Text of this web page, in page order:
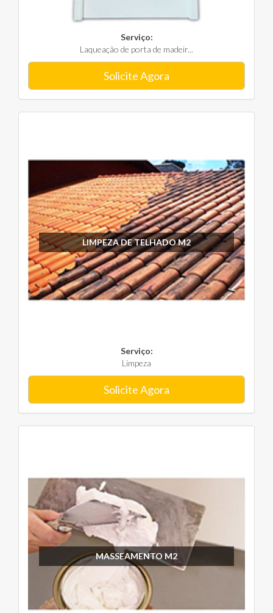
Serviço:
Laqueação de porta de madeir...
Solicite Agora
LIMPEZA DE TELHADO M2
Serviço:
Limpeza
Solicite Agora
MASSEAMENTO M2